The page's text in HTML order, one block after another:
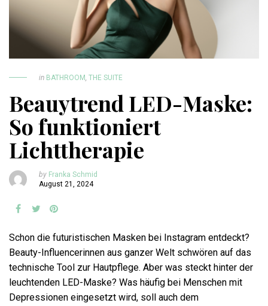
in BATHROOM, THE SUITE
Beauytrend LED-Maske:
So funktioniert
Lichttherapie
by Franka Schmid
August 21, 2024
Schon die futuristischen Masken bei Instagram entdeckt?
Beauty-Influencerinnen aus ganzer Welt schwören auf das
technische Tool zur Hautpflege. Aber was steckt hinter der
leuchtenden LED-Maske? Was häufig bei Menschen mit
Depressionen eingesetzt wird, soll auch dem